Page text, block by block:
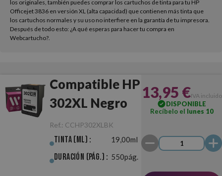
los originales, también puedes comprar los cartuchos de tinta para tu HP
Officejet 3836 en versión XL (alta capacidad) que contienen más tinta que
los cartuchos normales y su uso no interfiere en la garantía de tu impresora.
Después de todo esto: ¿A qué esperas para hacer tu compra en
Webcartucho?.
Compatible HP
302XL Negro
Ref.: CCHP302XLBK
Tinta (ml) : 19,00ml
Duración (pág.) : 550pág.
13,95 €IVA incluido
DISPONIBLE
Recíbelo el lunes 10